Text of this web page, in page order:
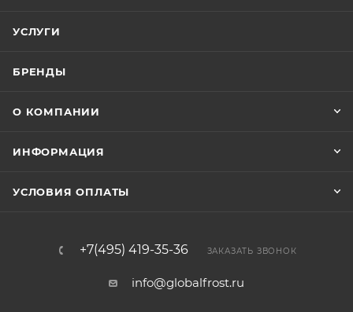
УСЛУГИ
БРЕНДЫ
О КОМПАНИИ
ИНФОРМАЦИЯ
УСЛОВИЯ ОПЛАТЫ
+7(495) 419-35-36 ЗАКАЗАТЬ ЗВОНОК
info@globalfrost.ru